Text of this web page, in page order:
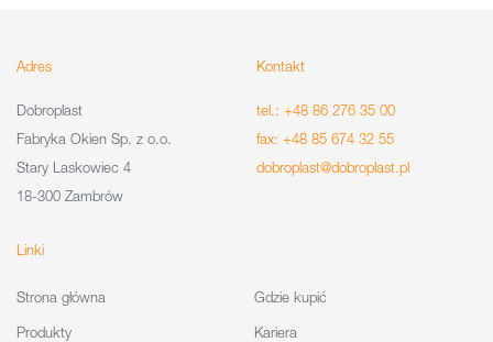
Adres
Dobroplast
Fabryka Okien Sp. z o.o.
Stary Laskowiec 4
18-300 Zambrów
Kontakt
tel.: +48 86 276 35 00
fax: +48 85 674 32 55
dobroplast@dobroplast.pl
Linki
Strona główna
Produkty
Gdzie kupić
Kariera